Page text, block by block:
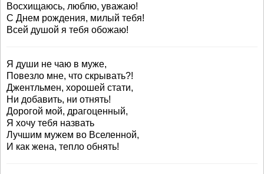
Восхищаюсь, люблю, уважаю!
С Днем рождения, милый тебя!
Всей душой я тебя обожаю!
Я души не чаю в муже,
Повезло мне, что скрывать?!
Джентльмен, хорошей стати,
Ни добавить, ни отнять!
Дорогой мой, драгоценный,
Я хочу тебя назвать
Лучшим мужем во Вселенной,
И как жена, тепло обнять!